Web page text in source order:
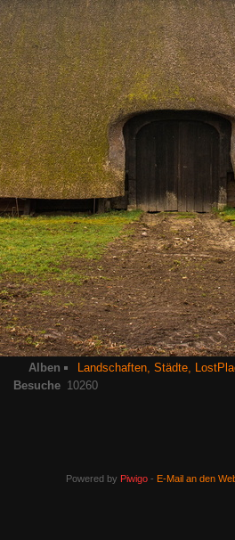
Alben
Landschaften, Städte,
Besuche 10260
Powered by Piwigo- E-Mail an den